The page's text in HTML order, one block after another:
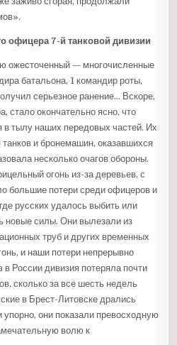
офицера 7-й танковой дивизии
ожесточенный — многочисленные
батальона, 1 командир роты,
серьезное ранение… Вскоре,
стало окончательно ясно, что
в тылу наших передовых частей. Их
и бронемашин, оказавшихся
несколько очагов обороны.
огонь из-за деревьев, с
большие потери среди офицеров и
русских удалось выбить или
новые силы. Они вылезали из
труб и других временных
и наши потери непрерывно
России дивизия потеряла почти
сколько за все шесть недель
в Брест-Литовске дрались
упорно, они показали превосходную
волю к